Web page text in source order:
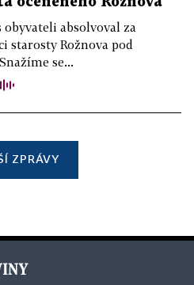
absolvoval za
starosty Rožnova pod
se...
ZPRÁVY